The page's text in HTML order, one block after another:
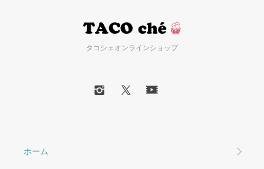
タコシェオンラインショップ
ホーム